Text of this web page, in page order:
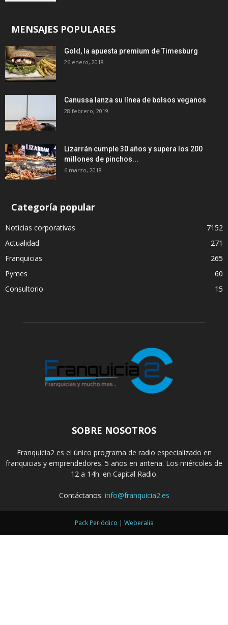
MENSAJES POPULARES
Gold, la apuesta premium de Timesburg
26 enero, 2018
Canussa lanza su línea de bolsos veganos
28 febrero, 2019
Lizarrán cumple 30 años y supera los 200
millones de pinchos...
6 marzo, 2018
Categoría popular
Noticias corporativas
7152
Actualidad
271
Franquicias
265
Pymes
60
Consultorio
15
SOBRE NOSOTROS
Franquicia2 es el único programa de radio especializado en
franquicias y emprendedores. 5 años en antena. Los miércoles de
12 a 14h. en Capital Radio.
Contáctanos: info@franquicia2.es
Pack Periódico | Weberalia